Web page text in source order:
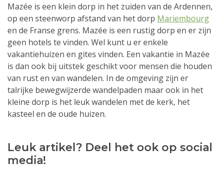
Mazée is een klein dorp in het zuiden van de Ardennen,
op een steenworp afstand van het dorp Mariembourg
en de Franse grens. Mazée is een rustig dorp en er zijn
geen hotels te vinden. Wel kunt u er enkele
vakantiehuizen en gites vinden. Een vakantie in Mazée
is dan ook bij uitstek geschikt voor mensen die houden
van rust en van wandelen. In de omgeving zijn er
talrijke bewegwijzerde wandelpaden maar ook in het
kleine dorp is het leuk wandelen met de kerk, het
kasteel en de oude huizen.
Leuk artikel? Deel het ook op social
media!